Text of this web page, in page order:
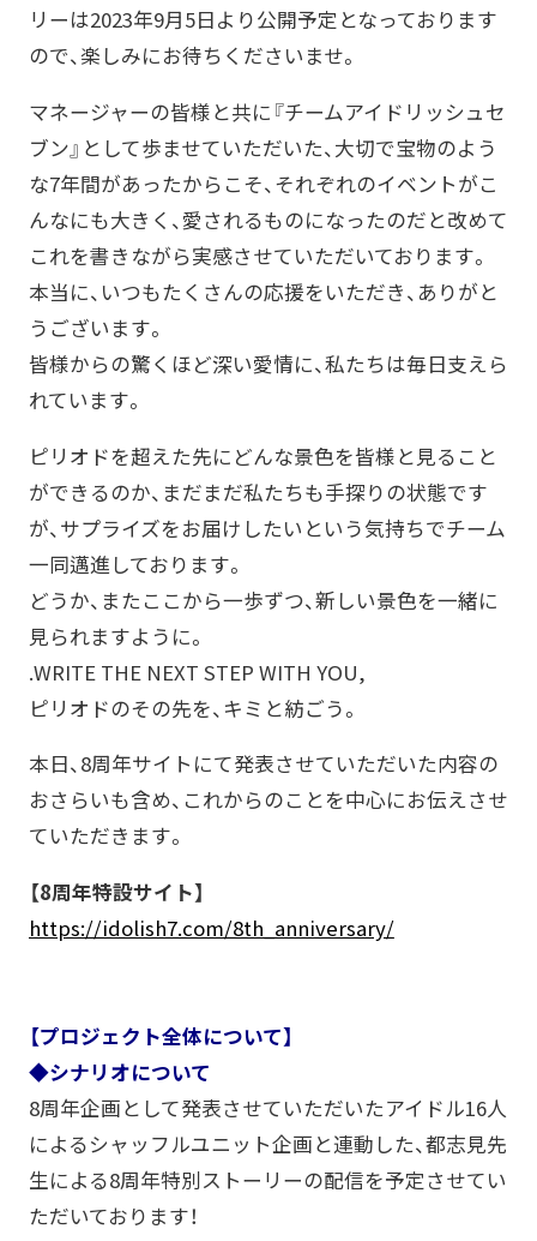
リーは2023年9月5日より公開予定となっております
ので、楽しみにお待ちくださいませ。
マネージャーの皆様と共に『チームアイドリッシュセ
ブン』として歩ませていただいた、大切で宝物のよう
な7年間があったからこそ、それぞれのイベントがこ
んなにも大きく、愛されるものになったのだと改めて
これを書きながら実感させていただいております。
本当に、いつもたくさんの応援をいただき、ありがと
うございます。
皆様からの驚くほど深い愛情に、私たちは毎日支えら
れています。
ピリオドを超えた先にどんな景色を皆様と見ること
ができるのか、まだまだ私たちも手探りの状態です
が、サプライズをお届けしたいという気持ちでチーム
一同邁進しております。
どうか、またここから一歩ずつ、新しい景色を一緒に
見られますように。
.WRITE THE NEXT STEP WITH YOU,
ピリオドのその先を、キミと紡ごう。
本日、8周年サイトにて発表させていただいた内容の
おさらいも含め、これからのことを中心にお伝えさせ
ていただきます。
【8周年特設サイト】
https://idolish7.com/8th_anniversary/
【プロジェクト全体について】
◆シナリオについて
8周年企画として発表させていただいたアイドル16人
によるシャッフルユニット企画と連動した、都志見先
生による8周年特別ストーリーの配信を予定させてい
ただいております！